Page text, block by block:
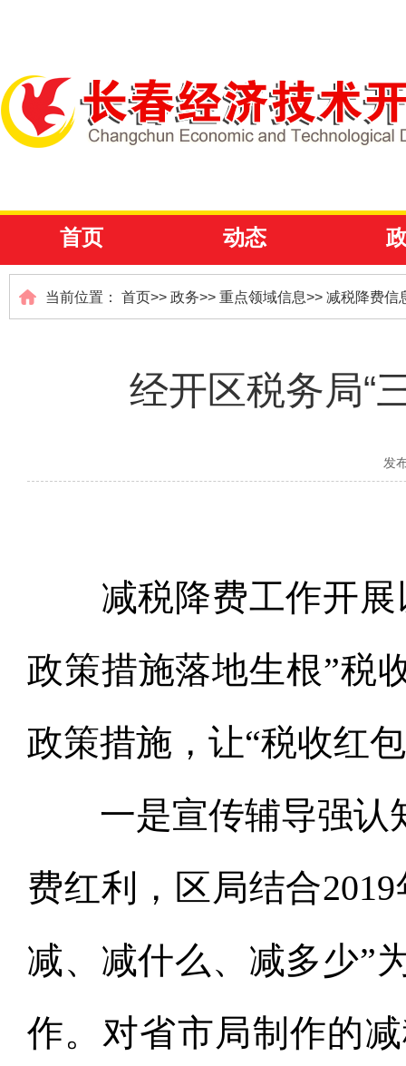
首页 动态
当前位置： 首页>> 政务>> 重点领域信息>> 减税降费信
经开区税务局“
发
减税降费工作开展
政策措施落地生根”税
政策措施，让“税收红
一是宣传辅导强认
费红利，区局结合
减、减什么、减多少”
作。对省市局制作的